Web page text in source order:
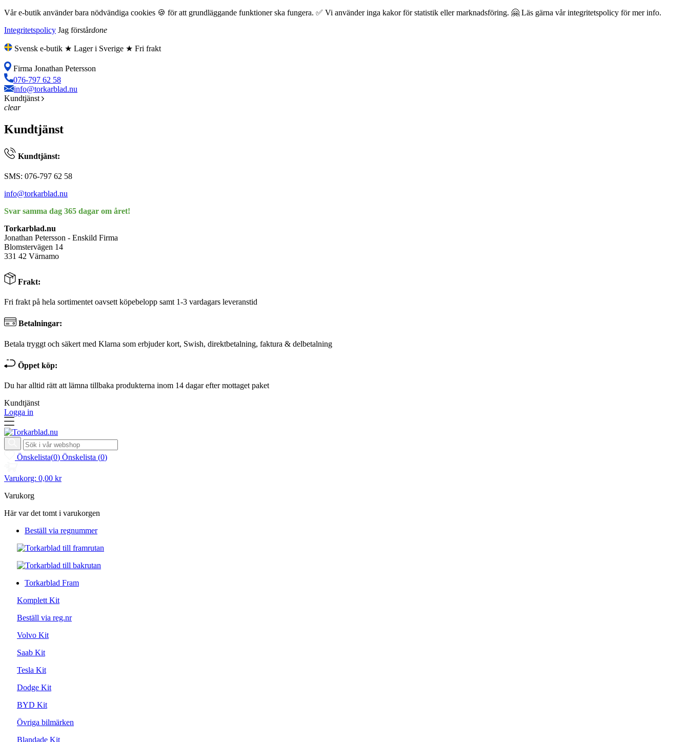
Vår e-butik använder bara nödvändiga cookies 🍪 för att grundläggande funktioner ska fungera. ✅ Vi använder inga kakor för statistik eller marknadsföring. 🤗 Läs gärna vår integritetspolicy för mer info.
Integritetspolicy Jag förstårdone
Svensk e-butik ★ Lager i Sverige ★ Fri frakt
Firma Jonathan Petersson
076-797 62 58
info@torkarblad.nu
Kundtjänst
clear
Kundtjänst
Kundtjänst:
SMS: 076-797 62 58
info@torkarblad.nu
Svar samma dag 365 dagar om året!
Torkarblad.nu
Jonathan Petersson - Enskild Firma
Blomstervägen 14
331 42 Värnamo
Frakt:
Fri frakt på hela sortimentet oavsett köpebelopp samt 1-3 vardagars leveranstid
Betalningar:
Betala tryggt och säkert med Klarna som erbjuder kort, Swish, direktbetalning, faktura & delbetalning
Öppet köp:
Du har alltid rätt att lämna tillbaka produkterna inom 14 dagar efter mottaget paket
Kundtjänst
Logga in
Önskelista(0) Önskelista (0)
Varukorg: 0,00 kr
Varukorg
Här var det tomt i varukorgen
Beställ via regnummer
Torkarblad Fram
Komplett Kit
Beställ via reg.nr
Volvo Kit
Saab Kit
Tesla Kit
Dodge Kit
BYD Kit
Övriga bilmärken
Blandade Kit